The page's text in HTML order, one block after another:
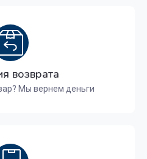
возврата
Мы вернем деньги